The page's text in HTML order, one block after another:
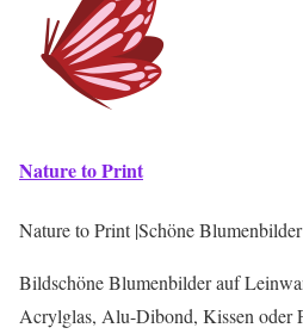
Nature to Print
Nature to Print |Schöne
Bildschöne Blumenbilder auf
Acrylglas, Alu-Dibond, Kissen oder